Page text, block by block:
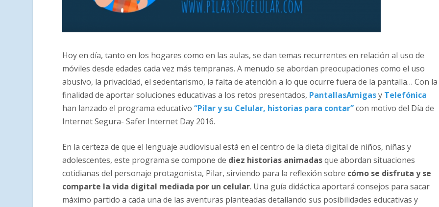
Hoy en día, tanto en los hogares como en las aulas, se dan temas recurrentes en relación al uso de
móviles desde edades cada vez más tempranas. A menudo se abordan preocupaciones como el uso
abusivo, la privacidad, el sedentarismo, la falta de atención a lo que ocurre fuera de la pantalla… Con la
finalidad de aportar soluciones educativas a los retos presentados, PantallasAmigasy Telefónica
han lanzado el programa educativo“Pilar y su Celular, historias para contar”con motivo del Día de
Internet Segura- Safer Internet Day 2016.
En la certeza de que el lenguaje audiovisual está en el centro de la dieta digital de niños, niñas y
adolescentes, este programa se compone de diez historias animadasque abordan situaciones
cotidianas del personaje protagonista, Pilar, sirviendo para la reflexión sobre cómo se disfruta y se
comparte la vida digital mediada por un celular. Una guía didáctica aportará consejos para sacar
máximo partido a cada una de las aventuras planteadas detallando sus posibilidades educativas y